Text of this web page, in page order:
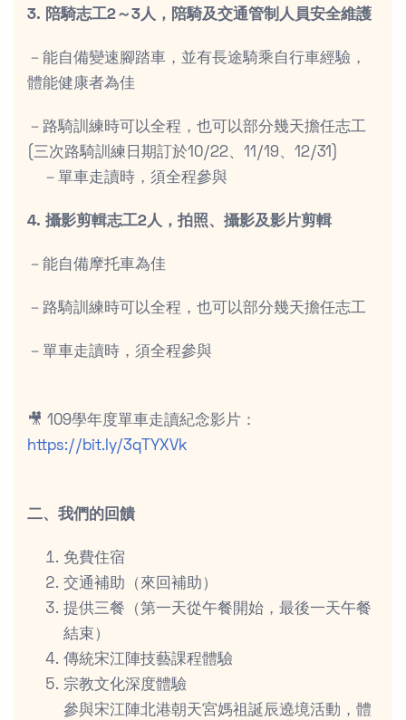
3. 陪騎志工2～3人，陪騎及交通管制人員安全維護
－能自備變速腳踏車，並有長途騎乘自行車經驗，
體能健康者為佳
－路騎訓練時可以全程，也可以部分幾天擔任志工
(三次路騎訓練日期訂於10/22、11/19、12/31)
－單車走讀時，須全程參與
4. 攝影剪輯志工2人，拍照、攝影及影片剪輯
－能自備摩托車為佳
－路騎訓練時可以全程，也可以部分幾天擔任志工
－單車走讀時，須全程參與
🎥 109學年度單車走讀紀念影片：
https://bit.ly/3qTYXVk
二、我們的回饋
免費住宿
交通補助（來回補助）
提供三餐（第一天從午餐開始，最後一天午餐
結束）
傳統宋江陣技藝課程體驗
宗教文化深度體驗
參與宋江陣北港朝天宮媽祖誕辰遶境活動，體